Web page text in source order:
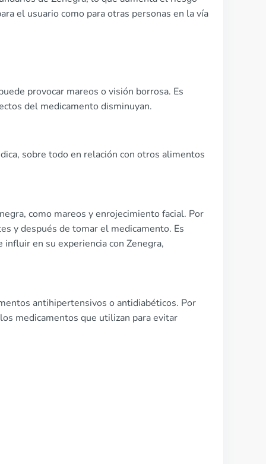
el usuario como para otras personas en la vía
provocar mareos o visión borrosa. Es
del medicamento disminuyan.
sobre todo en relación con otros alimentos
como mareos y enrojecimiento facial. Por
y después de tomar el medicamento. Es
en su experiencia con Zenegra,
antihipertensivos o antidiabéticos. Por
medicamentos que utilizan para evitar